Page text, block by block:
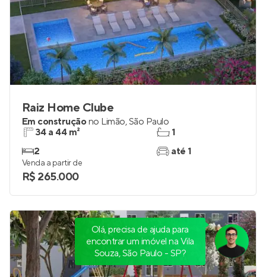
Raiz Home Clube
Em construçãono Limão,São Paulo
34 a 44 m²
2
1
até 1
Venda a partir de
R$ 265.000
Olá, precisa de ajuda para
encontrar um imóvel na Vila
Souza, São Paulo - SP?